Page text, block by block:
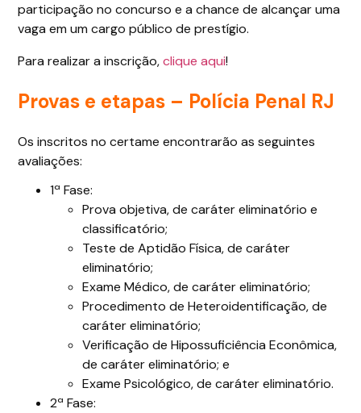
participação no concurso e a chance de alcançar uma
vaga em um cargo público de prestígio.
Para realizar a inscrição,clique aqui!
Provas e etapas – Polícia Penal RJ
Os inscritos no certame encontrarão as seguintes
avaliações:
1ª Fase:
Prova objetiva, de caráter eliminatório e
classificatório;
Teste de Aptidão Física, de caráter
eliminatório;
Exame Médico, de caráter eliminatório;
Procedimento de Heteroidentificação, de
caráter eliminatório;
Verificação de Hipossuficiência Econômica,
de caráter eliminatório; e
Exame Psicológico, de caráter eliminatório.
2ª Fase: